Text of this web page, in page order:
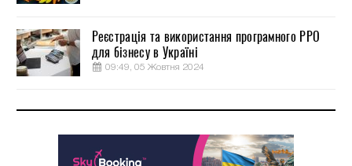
Реєстрація та використання програмного РРО
для бізнесу в Україні
09:49, 05 Жовтня 2024